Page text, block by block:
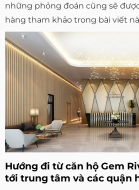
những phỏng đoán cũng sẽ
hàng tham khảo trong bài viết
Hướng đi từ căn hộ Gem
tới trung tâm và các quận